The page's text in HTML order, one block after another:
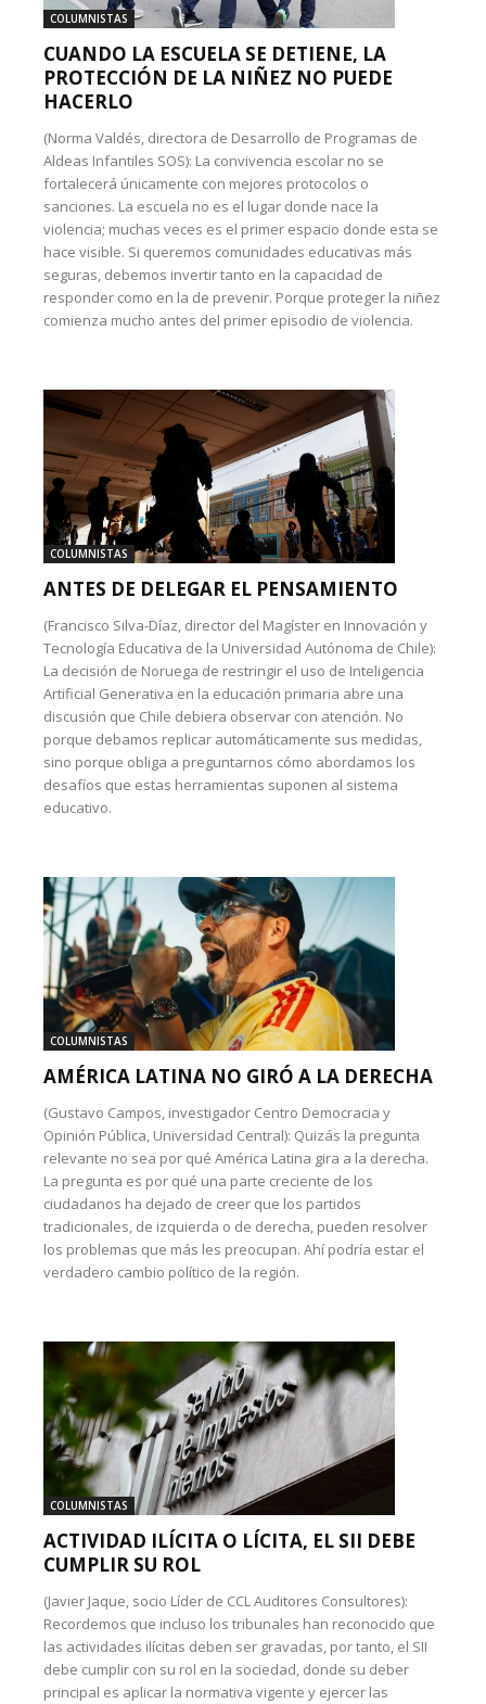
COLUMNISTAS
CUANDO LA ESCUELA SE DETIENE, LA
PROTECCIÓN DE LA NIÑEZ NO PUEDE
HACERLO
(Norma Valdés, directora de Desarrollo de Programas de
Aldeas Infantiles SOS): La convivencia escolar no se
fortalecerá únicamente con mejores protocolos o
sanciones. La escuela no es el lugar donde nace la
violencia; muchas veces es el primer espacio donde esta se
hace visible. Si queremos comunidades educativas más
seguras, debemos invertir tanto en la capacidad de
responder como en la de prevenir. Porque proteger la niñez
comienza mucho antes del primer episodio de violencia.
COLUMNISTAS
ANTES DE DELEGAR EL PENSAMIENTO
(Francisco Silva-Díaz, director del Magíster en Innovación y
Tecnología Educativa de la Universidad Autónoma de Chile):
La decisión de Noruega de restringir el uso de Inteligencia
Artificial Generativa en la educación primaria abre una
discusión que Chile debiera observar con atención. No
porque debamos replicar automáticamente sus medidas,
sino porque obliga a preguntarnos cómo abordamos los
desafíos que estas herramientas suponen al sistema
educativo.
COLUMNISTAS
AMÉRICA LATINA NO GIRÓ A LA DERECHA
(Gustavo Campos, investigador Centro Democracia y
Opinión Pública, Universidad Central): Quizás la pregunta
relevante no sea por qué América Latina gira a la derecha.
La pregunta es por qué una parte creciente de los
ciudadanos ha dejado de creer que los partidos
tradicionales, de izquierda o de derecha, pueden resolver
los problemas que más les preocupan. Ahí podría estar el
verdadero cambio político de la región.
COLUMNISTAS
ACTIVIDAD ILÍCITA O LÍCITA, EL SII DEBE
CUMPLIR SU ROL
(Javier Jaque, socio Líder de CCL Auditores Consultores):
Recordemos que incluso los tribunales han reconocido que
las actividades ilícitas deben ser gravadas, por tanto, el SII
debe cumplir con su rol en la sociedad, donde su deber
principal es aplicar la normativa vigente y ejercer las